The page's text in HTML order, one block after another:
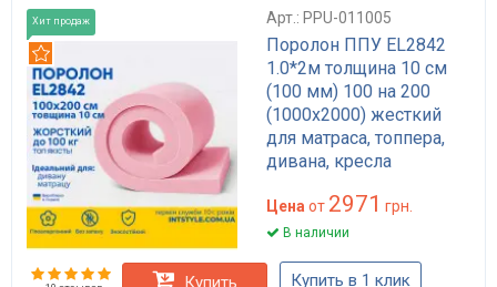
Хит продаж Арт.: PPU-011005
Поролон ППУ EL2842
1.0*2м толщина 10 см
(100 мм) 100 на 200
(1000х2000) жесткий
для матраса, топпера,
дивана, кресла
Цена от 2971 грн.
В наличии
Купить Купить в 1 клик